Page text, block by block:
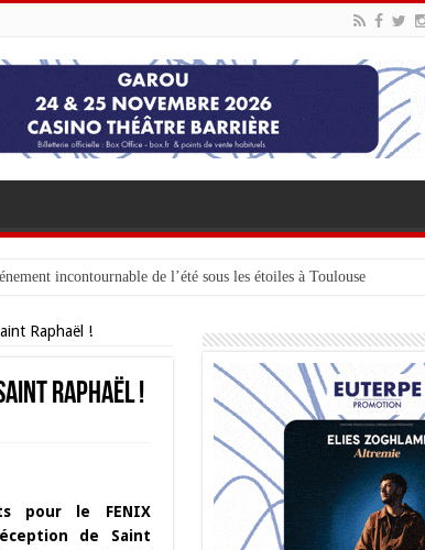
incontournable de l’été sous les étoiles à Toulouse
Raphaël !
Raphaël !
pour le FENIX
de Saint